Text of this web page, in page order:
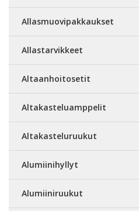
Allasmuovipakkaukset
Allastarvikkeet
Altaanhoitosetit
Altakasteluamppelit
Altakasteluruukut
Alumiinihyllyt
Alumiiniruukut